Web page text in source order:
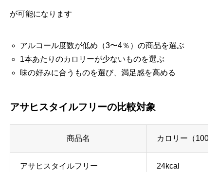
が可能になります
アルコール度数が低め（3〜4％）の商品を選ぶ
1本あたりのカロリーが少ないものを選ぶ
味の好みに合うものを選び、満足感を高める
アサヒスタイルフリーの比較対象
商品名 カロリー（
アサヒスタイルフリー 24kcal